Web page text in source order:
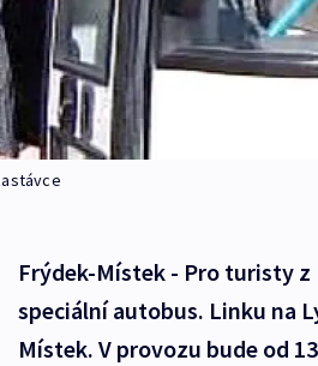
Frýdek-Místek - Pro turisty
speciální autobus. Linku na
Místek. V provozu bude od